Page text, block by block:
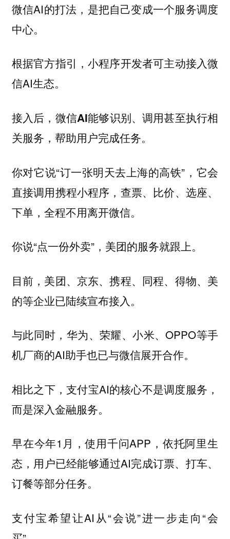
微信AI的打法，是把自己变成一个服务调度
中心。
根据官方指引，小程序开发者可主动接入微
信AI生态。
接入后，微信AI能够识别、调用甚至执行相
关服务，帮助用户完成任务。
你对它说“订一张明天去上海的高铁”，它会
直接调用携程小程序，查票、比价、选座、
下单， 全程不用离开微信。
你说“点一份外卖”，美团的服务就跟上。
目前，美团、京东、携程、同程、得物、美
的等企业已陆续宣布接入。
与此同时，华为、荣耀、小米、OPPO等手
机厂商的AI助手也已与微信展开合作。
相比之下，支付宝AI的核心不是调度服务，
而是深入金融服务。
早在今年1月，使用千问APP，依托阿里生
态，用户已经能够通过AI完成订票、打车、
订餐等部分任务。
支付宝希望让AI从“会说”进一步走向“会